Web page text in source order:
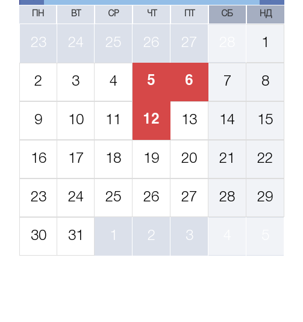
ПН ВТ СР ЧТ СБ НД
23 24 25 26 27 1
2 3 4 5 6 7 8
9 10 11 12 13 14 15
16 17 18 19 20 21 22
23 24 25 26 27 28 29
30 31 1 2 3